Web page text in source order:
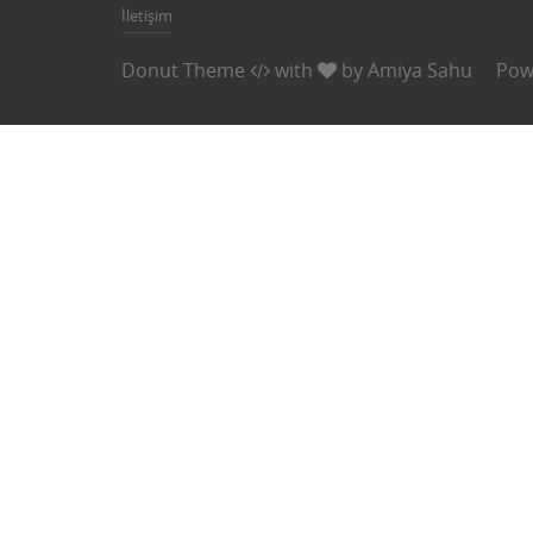
İletişim
Donut Theme with byAmiya Sahu